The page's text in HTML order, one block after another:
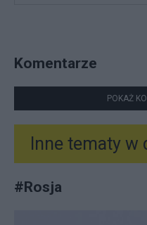
Komentarze
POKAŻ
Inne tematy w
#Rosja